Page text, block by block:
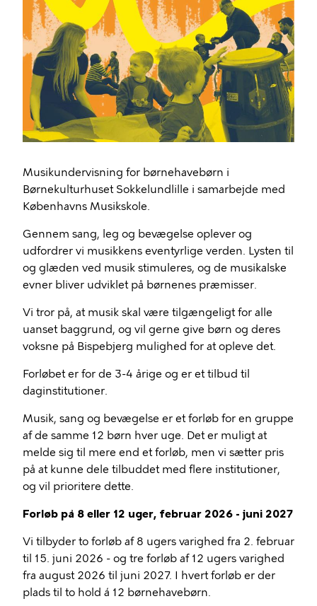
Musikundervisning for børnehavebørn i
Børnekulturhuset Sokkelundlille i samarbejde med
Københavns Musikskole.
Gennem sang, leg og bevægelse oplever og
udfordrer vi musikkens eventyrlige verden. Lysten til
og glæden ved musik stimuleres, og de musikalske
evner bliver udviklet på børnenes præmisser.
Vi tror på, at musik skal være tilgængeligt for alle
uanset baggrund, og vil gerne give børn og deres
voksne på Bispebjerg mulighed for at opleve det.
Forløbet er for de 3-4 årige og er et tilbud til
daginstitutioner.
Musik, sang og bevægelse er et forløb for en gruppe
af de samme 12 børn hver uge. Det er muligt at
melde sig til mere end et forløb, men vi sætter pris
på at kunne dele tilbuddet med flere institutioner,
og vil prioritere dette.
Forløb på 8 eller 12 uger, februar 2026 - juni 2027
Vi tilbyder to forløb af 8 ugers varighed fra 2. februar
til 15. juni 2026 - og tre forløb af 12 ugers varighed
fra august 2026 til juni 2027. I hvert forløb er der
plads til to hold á 12 børnehavebørn.